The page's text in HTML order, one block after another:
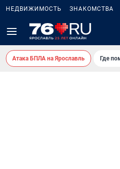
НЕДВИЖИМОСТЬ ЗНАКОМСТВА
Атака БПЛА на Ярославль Где